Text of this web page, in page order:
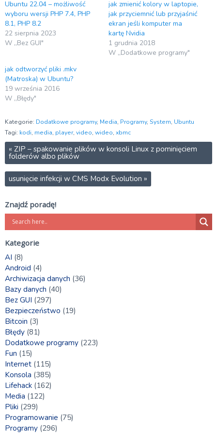
Ubuntu 22.04 – możliwość
wyboru wersji PHP 7.4, PHP
8.1, PHP 8.2
22 sierpnia 2023
W „Bez GUI"
jak zmienić kolory w laptopie,
jak przyciemnić lub przyjaśnić
ekran jeśli komputer ma
kartę Nvidia
1 grudnia 2018
W „Dodatkowe programy"
jak odtworzyć pliki .mkv
(Matroska) w Ubuntu?
19 września 2016
W „Błędy"
Kategorie: Dodatkowe programy, Media, Programy, System, Ubuntu
Tagi: kodi, media, player, video, wideo, xbmc
« ZIP – spakowanie plików w konsoli Linux z pominięciem
folderów albo plików
usunięcie infekcji w CMS Modx Evolution »
Znajdź poradę!
Kategorie
AI (8)
Android (4)
Archiwizacja danych (36)
Bazy danych (40)
Bez GUI (297)
Bezpieczeństwo (19)
Bitcoin (3)
Błędy (81)
Dodatkowe programy (223)
Fun (15)
Internet (115)
Konsola (385)
Lifehack (162)
Media (122)
Pliki (299)
Programowanie (75)
Programy (296)